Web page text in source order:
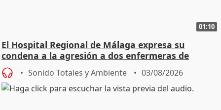
01:10
El Hospital Regional de Málaga expresa su
condena a la agresión a dos enfermeras de
Urgencias
Sonido Totales y Ambiente 03/08/2026